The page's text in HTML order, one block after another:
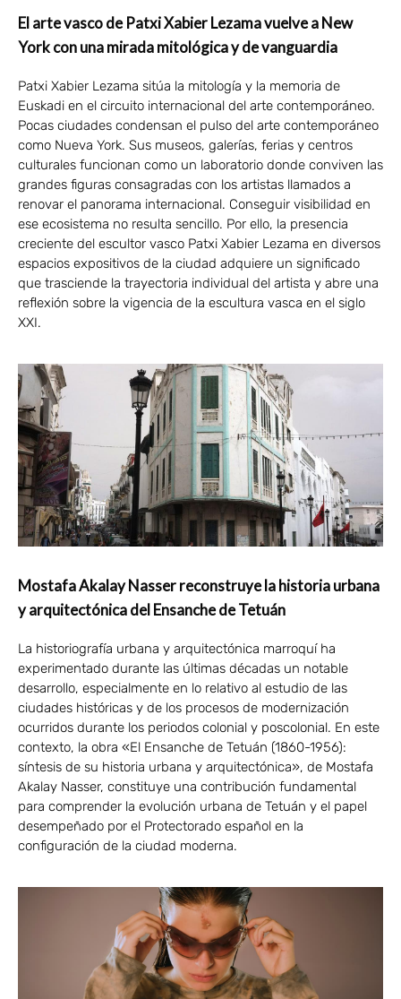
El arte vasco de Patxi Xabier Lezama vuelve a New
York con una mirada mitológica y de vanguardia
Patxi Xabier Lezama sitúa la mitología y la memoria de
Euskadi en el circuito internacional del arte contemporáneo.
Pocas ciudades condensan el pulso del arte contemporáneo
como Nueva York. Sus museos, galerías, ferias y centros
culturales funcionan como un laboratorio donde conviven las
grandes figuras consagradas con los artistas llamados a
renovar el panorama internacional. Conseguir visibilidad en
ese ecosistema no resulta sencillo. Por ello, la presencia
creciente del escultor vasco Patxi Xabier Lezama en diversos
espacios expositivos de la ciudad adquiere un significado
que trasciende la trayectoria individual del artista y abre una
reflexión sobre la vigencia de la escultura vasca en el siglo
XXI.
Mostafa Akalay Nasser reconstruye la historia urbana
y arquitectónica del Ensanche de Tetuán
La historiografía urbana y arquitectónica marroquí ha
experimentado durante las últimas décadas un notable
desarrollo, especialmente en lo relativo al estudio de las
ciudades históricas y de los procesos de modernización
ocurridos durante los periodos colonial y poscolonial. En este
contexto, la obra «El Ensanche de Tetuán (1860-1956):
síntesis de su historia urbana y arquitectónica», de Mostafa
Akalay Nasser, constituye una contribución fundamental
para comprender la evolución urbana de Tetuán y el papel
desempeñado por el Protectorado español en la
configuración de la ciudad moderna.